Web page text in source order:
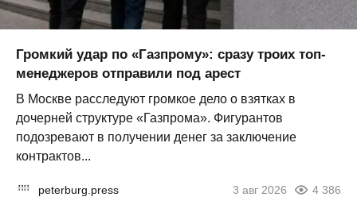
Громкий удар по «Газпрому»: сразу троих топ-
менеджеров отправили под арест
В Москве расследуют громкое дело о взятках в
дочерней структуре «Газпрома». Фигурантов
подозревают в получении денег за заключение
контрактов...
peterburg.press 3 авг 2026 4 386